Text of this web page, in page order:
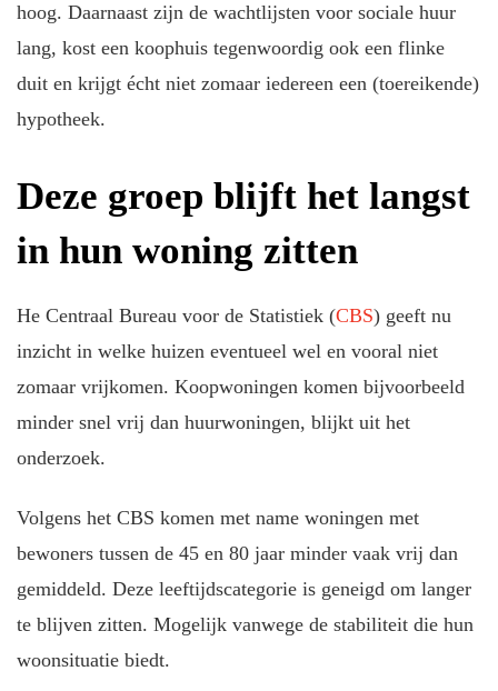
hoog. Daarnaast zijn de wachtlijsten voor sociale huur
lang, kost een koophuis tegenwoordig ook een flinke
duit en krijgt écht niet zomaar iedereen een (toereikende)
hypotheek.
Deze groep blijft het langst
in hun woning zitten
He Centraal Bureau voor de Statistiek (CBS) geeft nu
inzicht in welke huizen eventueel wel en vooral niet
zomaar vrijkomen. Koopwoningen komen bijvoorbeeld
minder snel vrij dan huurwoningen, blijkt uit het
onderzoek.
Volgens het CBS komen met name woningen met
bewoners tussen de 45 en 80 jaar minder vaak vrij dan
gemiddeld. Deze leeftijdscategorie is geneigd om langer
te blijven zitten. Mogelijk vanwege de stabiliteit die hun
woonsituatie biedt.